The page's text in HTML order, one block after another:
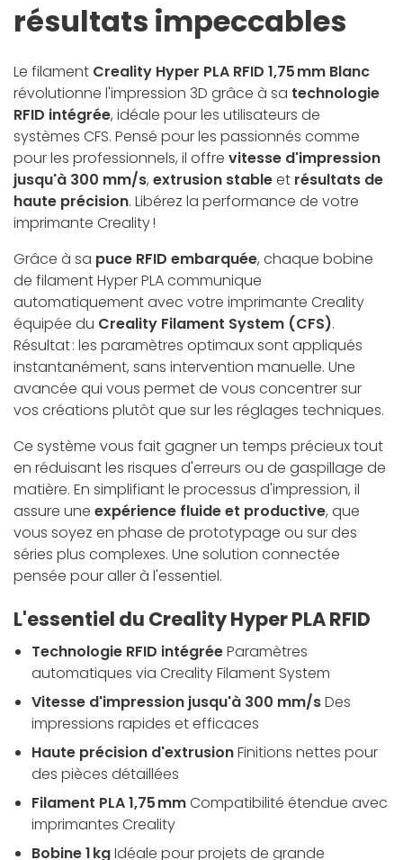
résultats impeccables
Le filament Creality Hyper PLA RFID 1,75 mm Blanc
révolutionne l'impression 3D grâce à sa technologie
RFID intégrée, idéale pour les utilisateurs de
systèmes CFS. Pensé pour les passionnés comme
pour les professionnels, il offre vitesse d'impression
jusqu'à 300 mm/s, extrusion stableet résultats de
haute précision. Libérez la performance de votre
imprimante Creality !
Grâce à sa puce RFID embarquée, chaque bobine
de filament Hyper PLA communique
automatiquement avec votre imprimante Creality
équipée du Creality Filament System (CFS).
Résultat : les paramètres optimaux sont appliqués
instantanément, sans intervention manuelle. Une
avancée qui vous permet de vous concentrer sur
vos créations plutôt que sur les réglages techniques.
Ce système vous fait gagner un temps précieux tout
en réduisant les risques d'erreurs ou de gaspillage de
matière. En simplifiant le processus d'impression, il
assure une expérience fluide et productive, que
vous soyez en phase de prototypage ou sur des
séries plus complexes. Une solution connectée
pensée pour aller à l'essentiel.
L'essentiel du Creality Hyper PLA RFID
Technologie RFID intégréeParamètres
automatiques via Creality Filament System
Vitesse d'impression jusqu'à 300 mm/sDes
impressions rapides et efficaces
Haute précision d'extrusionFinitions nettes pour
des pièces détaillées
Filament PLA 1,75 mmCompatibilité étendue avec
imprimantes Creality
Bobine 1 kgIdéale pour projets de grande